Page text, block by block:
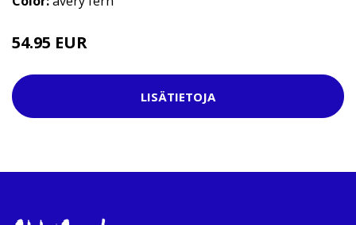
54.95 EUR
LISÄTIETOJA